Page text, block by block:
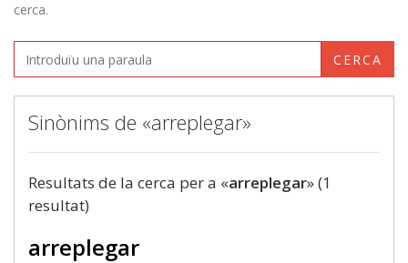
cerca.
CERCA
Sinònims de «arreplegar»
Resultats de la cerca per a «arreplegar» (1
resultat)
arreplegar